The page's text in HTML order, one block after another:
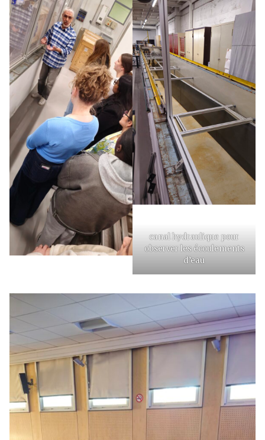
canal hydraulique pour
observer les écoulements
d’eau